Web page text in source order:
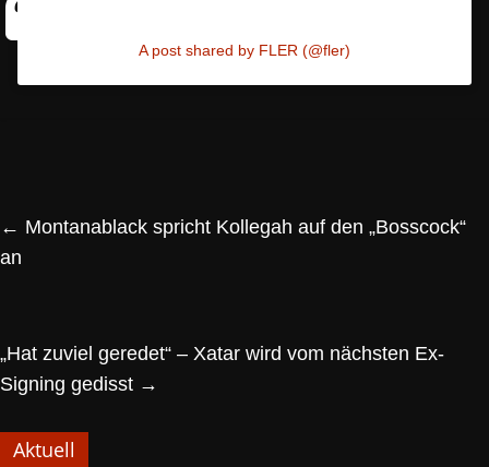
A post shared by FLER (@fler)
← Montanablack spricht Kollegah auf den „Bosscock“
an
„Hat zuviel geredet“ – Xatar wird vom nächsten Ex-
Signing gedisst →
Aktuell